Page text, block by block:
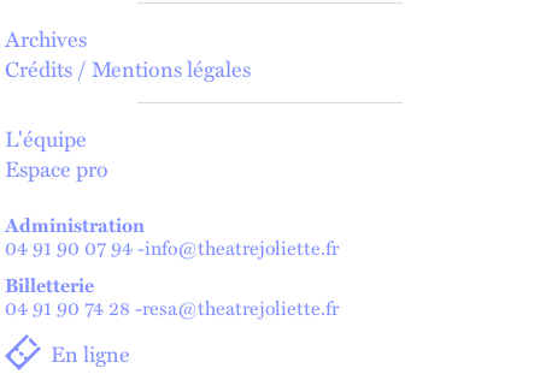
Archives
Crédits / Mentions légales
L'équipe
Espace pro
Administration
04 91 90 07 94-info@theatrejoliette.fr
Billetterie
04 91 90 74 28 -resa@theatrejoliette.fr
En ligne